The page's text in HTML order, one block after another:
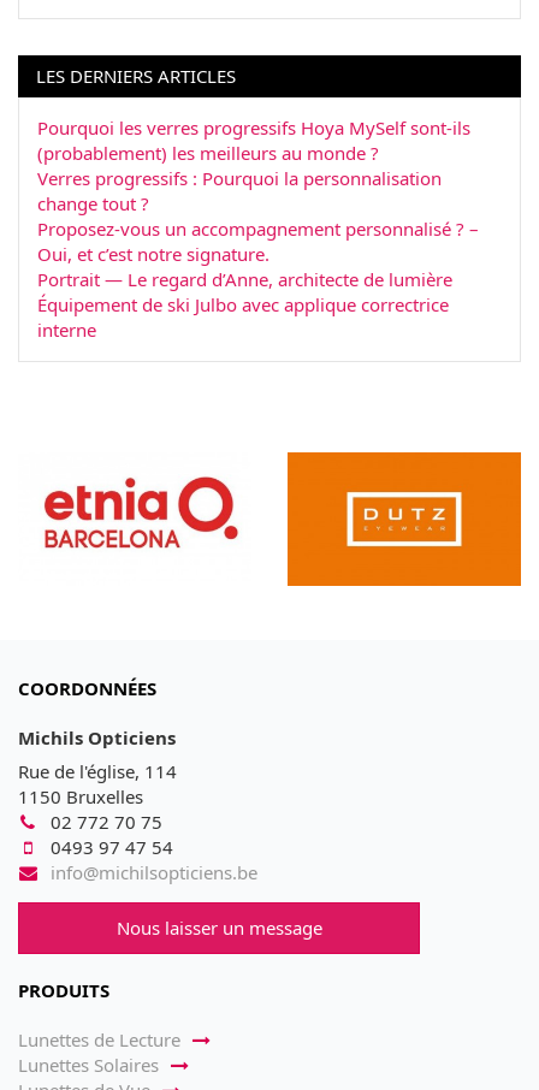
LES DERNIERS ARTICLES
Pourquoi les verres progressifs Hoya MySelf sont-ils
(probablement) les meilleurs au monde ?
Verres progressifs : Pourquoi la personnalisation
change tout ?
Proposez-vous un accompagnement personnalisé ? –
Oui, et c’est notre signature.
Portrait — Le regard d’Anne, architecte de lumière
Équipement de ski Julbo avec applique correctrice
interne
COORDONNÉES
Michils Opticiens
Rue de l'église, 114
1150 Bruxelles
02 772 70 75
0493 97 47 54
info@michilsopticiens.be
Nous laisser un message
PRODUITS
Lunettes de Lecture
Lunettes Solaires